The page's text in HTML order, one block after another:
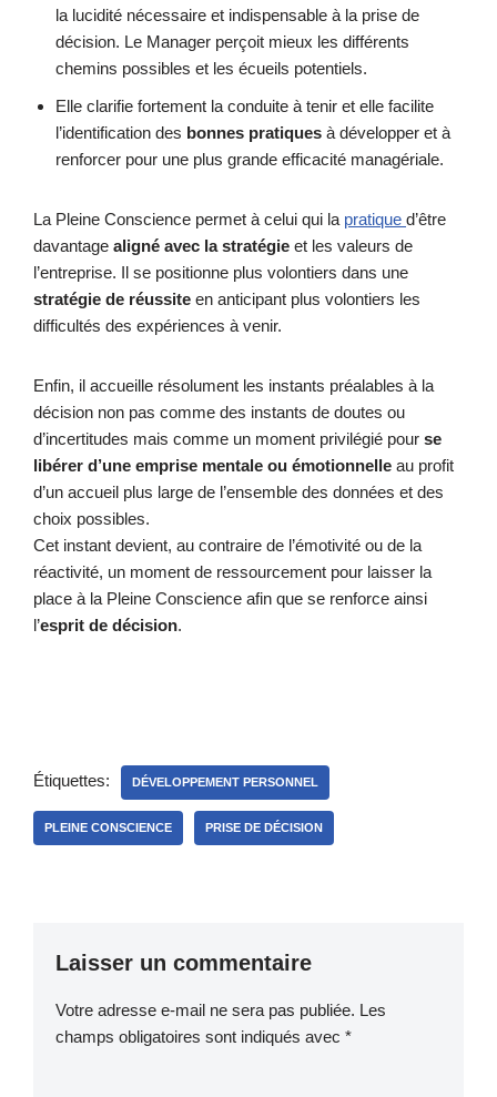
la lucidité nécessaire et indispensable à la prise de
décision. Le Manager perçoit mieux les différents
chemins possibles et les écueils potentiels.
Elle clarifie fortement la conduite à tenir et elle facilite
l’identification des bonnes pratiques à développer et à
renforcer pour une plus grande efficacité managériale.
La Pleine Conscience permet à celui qui la pratique d’être
davantage aligné avec la stratégie et les valeurs de
l’entreprise. Il se positionne plus volontiers dans une
stratégie de réussite en anticipant plus volontiers les
difficultés des expériences à venir.
Enfin, il accueille résolument les instants préalables à la
décision non pas comme des instants de doutes ou
d’incertitudes mais comme un moment privilégié pour se
libérer d’une emprise mentale ou émotionnelle au profit
d’un accueil plus large de l’ensemble des données et des
choix possibles.
Cet instant devient, au contraire de l’émotivité ou de la
réactivité, un moment de ressourcement pour laisser la
place à la Pleine Conscience afin que se renforce ainsi
l’esprit de décision.
Étiquettes: DÉVELOPPEMENT PERSONNEL
PLEINE CONSCIENCE PRISE DE DÉCISION
Laisser un commentaire
Votre adresse e-mail ne sera pas publiée. Les
champs obligatoires sont indiqués avec *